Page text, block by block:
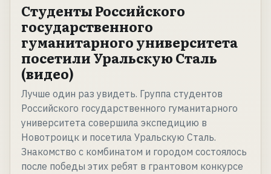
Студенты Российского
государственного
гуманитарного университета
посетили Уральскую Сталь
(видео)
Лучше один раз увидеть. Группа студентов
Российского государственного гуманитарного
университета совершила экспедицию в
Новотроицк и посетила Уральскую Сталь.
Знакомство с комбинатом и городом состоялось
после победы этих ребят в грантовом конкурсе